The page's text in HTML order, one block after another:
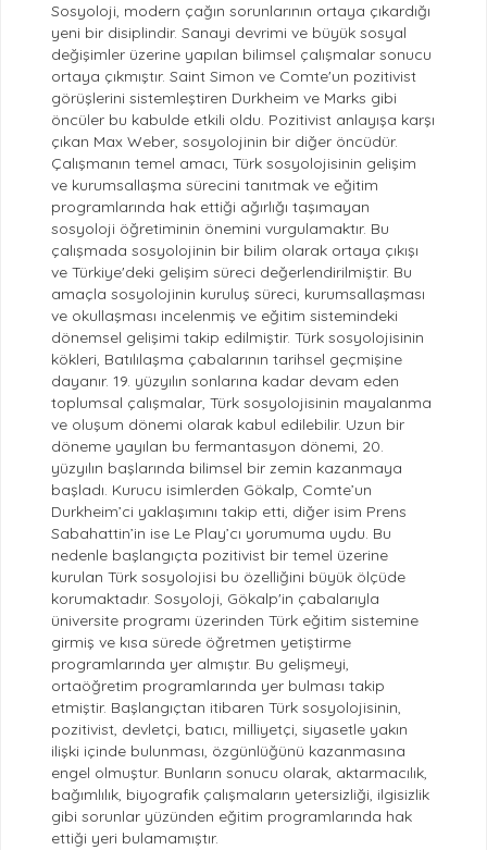
Sosyoloji, modern çağın sorunlarının ortaya çıkardığı
yeni bir disiplindir. Sanayi devrimi ve büyük sosyal
değişimler üzerine yapılan bilimsel çalışmalar sonucu
ortaya çıkmıştır. Saint Simon ve Comte'un pozitivist
görüşlerini sistemleştiren Durkheim ve Marks gibi
öncüler bu kabulde etkili oldu. Pozitivist anlayışa karşı
çıkan Max Weber, sosyolojinin bir diğer öncüdür.
Çalışmanın temel amacı, Türk sosyolojisinin gelişim
ve kurumsallaşma sürecini tanıtmak ve eğitim
programlarında hak ettiği ağırlığı taşımayan
sosyoloji öğretiminin önemini vurgulamaktır. Bu
çalışmada sosyolojinin bir bilim olarak ortaya çıkışı
ve Türkiye'deki gelişim süreci değerlendirilmiştir. Bu
amaçla sosyolojinin kuruluş süreci, kurumsallaşması
ve okullaşması incelenmiş ve eğitim sistemindeki
dönemsel gelişimi takip edilmiştir. Türk sosyolojisinin
kökleri, Batılılaşma çabalarının tarihsel geçmişine
dayanır. 19. yüzyılın sonlarına kadar devam eden
toplumsal çalışmalar, Türk sosyolojisinin mayalanma
ve oluşum dönemi olarak kabul edilebilir. Uzun bir
döneme yayılan bu fermantasyon dönemi, 20.
yüzyılın başlarında bilimsel bir zemin kazanmaya
başladı. Kurucu isimlerden Gökalp, Comte’un
Durkheim’ci yaklaşımını takip etti, diğer isim Prens
Sabahattin’in ise Le Play’cı yorumuma uydu. Bu
nedenle başlangıçta pozitivist bir temel üzerine
kurulan Türk sosyolojisi bu özelliğini büyük ölçüde
korumaktadır. Sosyoloji, Gökalp'in çabalarıyla
üniversite programı üzerinden Türk eğitim sistemine
girmiş ve kısa sürede öğretmen yetiştirme
programlarında yer almıştır. Bu gelişmeyi,
ortaöğretim programlarında yer bulması takip
etmiştir. Başlangıçtan itibaren Türk sosyolojisinin,
pozitivist, devletçi, batıcı, milliyetçi, siyasetle yakın
ilişki içinde bulunması, özgünlüğünü kazanmasına
engel olmuştur. Bunların sonucu olarak, aktarmacılık,
bağımlılık, biyografik çalışmaların yetersizliği, ilgisizlik
gibi sorunlar yüzünden eğitim programlarında hak
ettiği yeri bulamamıştır.